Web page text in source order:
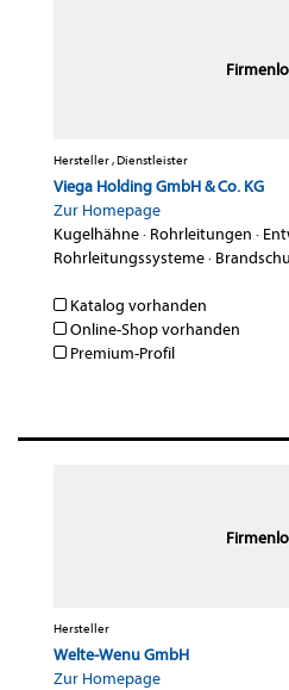
Hersteller , Dienstleister
Viega Holding GmbH & Co. KG
Zur Homepage
Kugelhähne· Rohrleitungen ·
Rohrleitungssysteme·
Katalog vorhanden
Online-Shop vorhanden
Premium-Profil
Hersteller
Welte-Wenu GmbH
Zur Homepage